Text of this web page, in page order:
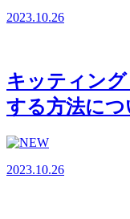
2023.10.26
キッティン
する方法に
2023.10.26